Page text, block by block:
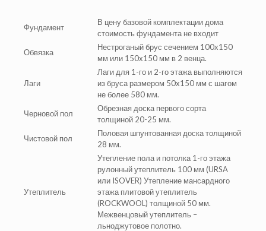
Фундамент
В цену базовой комплектации дома
стоимость фундамента не входит
Обвязка
Нестроганый брус сечением 100х150
мм или 150х150 мм в 2 венца.
Лаги
Лаги для 1-го и 2-го этажа выполняются
из бруса размером 50х150 мм с шагом
не более 580 мм.
Черновой пол
Обрезная доска первого сорта
толщиной 20-25 мм.
Чистовой пол
Половая шпунтованная доска толщиной
28 мм.
Утеплитель
Утепление пола и потолка 1-го этажа
рулонный утеплитель 100 мм (URSA
или ISOVER) Утепление мансардного
этажа плитовой утеплитель
(ROCKWOOL) толщиной 50 мм.
Межвенцовый утеплитель –
льноджутовое полотно.